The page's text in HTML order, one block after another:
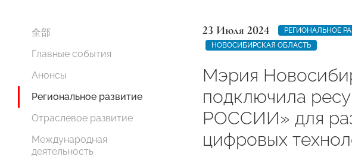
全部
Главные события
Анонсы
Региональное развитие
Отраслевое развитие
Международная
деятельность
23 Июля 2024
РЕГИОНАЛЬНОЕ
НОВОСИБИРСКАЯ ОБЛАСТЬ
Мэрия
подключила
РОССИИ» для
цифровых